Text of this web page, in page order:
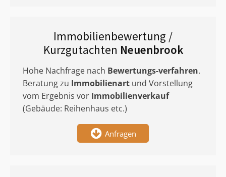
Immobilienbewertung /
Kurzgutachten Neuenbrook
Hohe Nachfrage nach Bewertungs-verfahren.
Beratung zu Immobilienart und Vorstellung
vom Ergebnis vor Immobilienverkauf
(Gebäude: Reihenhaus etc.)
Anfragen